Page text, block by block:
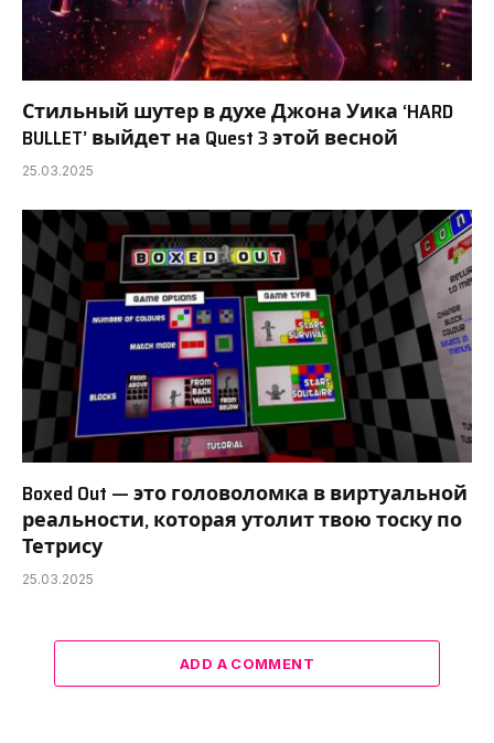
Стильный шутер в духе Джона Уика ‘HARD
BULLET’ выйдет на Quest 3 этой весной
25.03.2025
Boxed Out — это головоломка в виртуальной
реальности, которая утолит твою тоску по
Тетрису
25.03.2025
ADD A COMMENT